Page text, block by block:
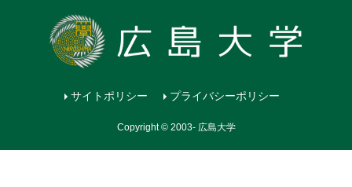
サイトポリシー プライバシーポリシー
Copyright © 2003- 広島大学